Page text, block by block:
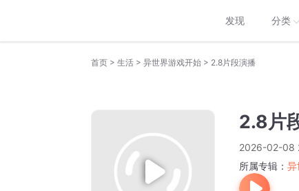
发现 分类
首页 > 生活 > 异世界游戏开始 > 2.8片段演播
2.8片
2026-02-08
所属专辑： 异